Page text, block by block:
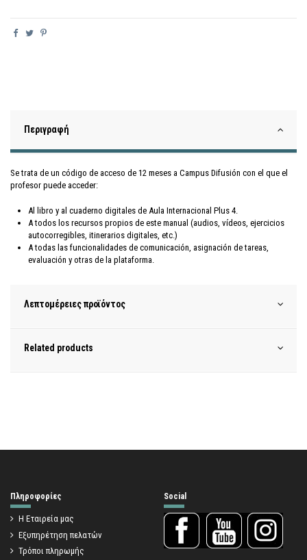
Περιγραφή
Se trata de un código de acceso de 12 meses a Campus Difusión con el que el
profesor puede acceder:
Al libro y al cuaderno digitales de Aula Internacional Plus 4.
A todos los recursos propios de este manual (audios, vídeos, ejercicios
autocorregibles, itinerarios digitales, etc.)
A todas las funcionalidades de comunicación, asignación de tareas,
evaluación y otras de la plataforma.
Λεπτομέρειες προϊόντος
Related products
Πληροφορίες
Η Εταιρεία μας
Εξυπηρέτηση πελατών
Τρόποι πληρωμής
Social